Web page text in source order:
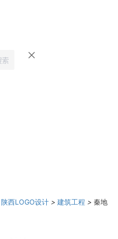
陕西LOGO设计 > 建筑工程 > 秦地